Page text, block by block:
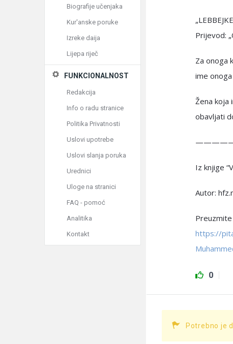
Prijevod:
Za onoga
ime
Žena koja
obavljati
Iz knjige
Autor:
Preuzmite
https://
0
Potrebno je
Biografije učenjaka
Kur'anske poruke
Izreke daija
Lijepa riječ
FUNKCIONALNOST
Redakcija
Info o radu stranice
Politika Privatnosti
Uslovi upotrebe
Uslovi slanja poruka
Urednici
Uloge na stranici
FAQ - pomoć
Analitika
Kontakt